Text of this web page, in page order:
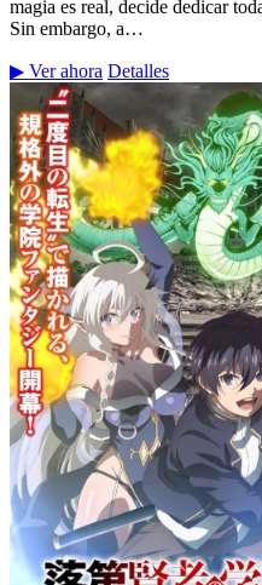
magia es real, decide dedicar
Sin embargo, a…
▶ Ver ahora Detalles